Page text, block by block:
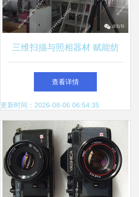
三维扫描与照相器材 赋能纺
织厂设备改造的精准革命
查看详情
更新时间：2026-08-06 06:54:35